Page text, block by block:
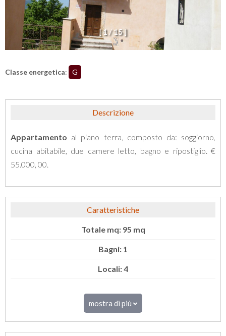
[1 / 15 ]
Classe energetica: G
Descrizione
Appartamento al piano terra, composto da: soggiorno,
cucina abitabile, due camere letto, bagno e ripostiglio. €
55.000, 00.
Caratteristiche
Totale mq: 95 mq
Bagni: 1
Locali: 4
mostra di più